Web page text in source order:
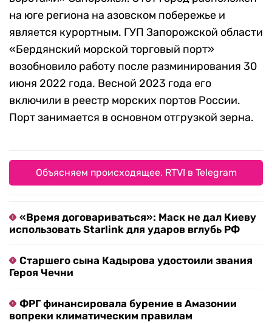
на юге региона на азовском побережье и
является курортным. ГУП Запорожской области
«Бердянский морской торговый порт»
возобновило работу после разминирования 30
июня 2022 года. Весной 2023 года его
включили в реестр морских портов России.
Порт занимается в основном отгрузкой зерна.
Объясняем происходящее. RTVI в Telegram
«Время договариваться»: Маск не дал Киеву
использовать Starlink для ударов вглубь РФ
Старшего сына Кадырова удостоили звания
Героя Чечни
ФРГ финансировала бурение в Амазонии
вопреки климатическим правилам